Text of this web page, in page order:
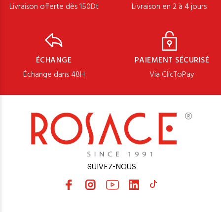
Livraison offerte dès 150Dt
Livraison en 2 à 4 jours
ÉCHANGE
Échange dans 48H
PAIEMENT SÉCURISÉ
Via ClicToPay
SUIVEZ-NOUS